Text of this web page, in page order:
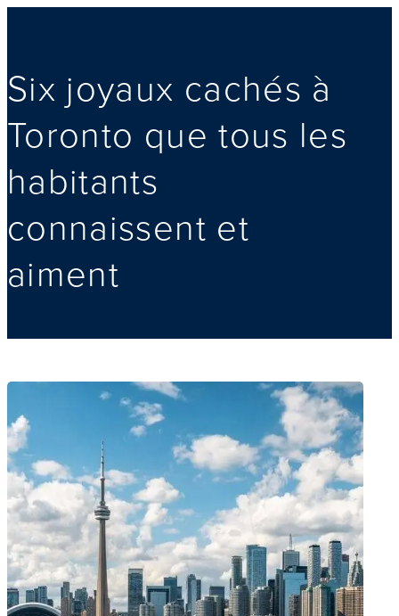
Six joyaux cachés à
Toronto que tous les
habitants
connaissent et
aiment